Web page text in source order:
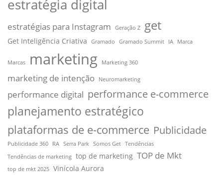
estratégia digital
estratégias para Instagram Geração Z get
Get Inteligência Criativa Gramado Gramado Summit IA Marca
Marcas marketing Marketing 360
marketing de intenção Neuromarketing
performance digital performance e-commerce
planejamento estratégico
plataformas de e-commerce Publicidade
Publicidade 360 RA Serra Park Somos Get Tendências
Tendências de marketing top de marketing TOP de Mkt
top de mkt 2025 Vinícola Aurora